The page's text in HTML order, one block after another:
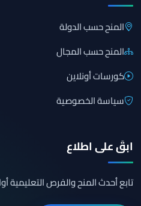
المنح حسب الدولة
المنح حسب المجال
كورسات أونلاين
سياسة الخصوصية
ابقَ على اطلاع
تابع أحدث المنح والفرص التعليمية